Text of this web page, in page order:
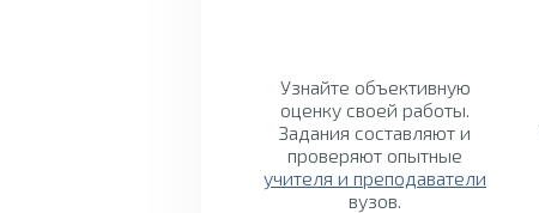
Узнайте объективную
оценку своей работы.
Задания составляют и
проверяют опытные
учителя и преподаватели
вузов.